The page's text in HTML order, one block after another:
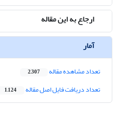
ارجاع به این مقاله
آمار
تعداد مشاهده مقاله 2,307
تعداد دریافت فایل اصل مقاله 1,124